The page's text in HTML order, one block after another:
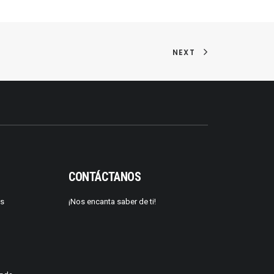
NEXT
CONTÁCTANOS
¡Nos encanta saber de ti!